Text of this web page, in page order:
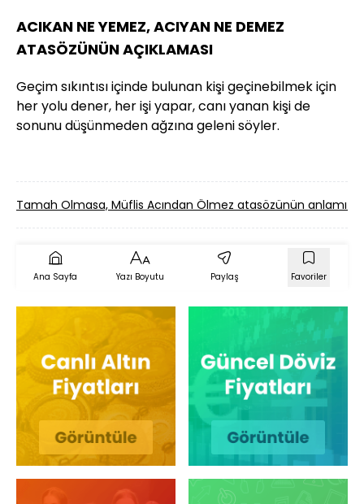
ACIKAN NE YEMEZ, ACIYAN NE DEMEZ
ATASÖZÜNÜN AÇIKLAMASI
Geçim sıkıntısı içinde bulunan kişi geçinebilmek için
her yolu dener, her işi yapar, canı yanan kişi de
sonunu düşünmeden ağzına geleni söyler.
Tamah Olmasa, Müflis Acından Ölmez atasözünün anlamı
Ana Sayfa Yazı Boyutu Paylaş Favoriler